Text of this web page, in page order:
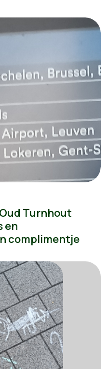
Turnhout
en
complimentje